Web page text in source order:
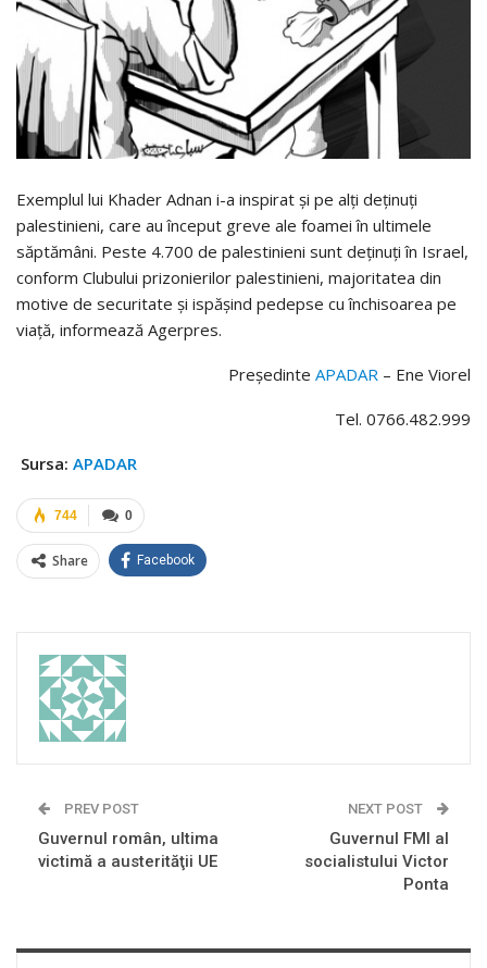
Exemplul lui Khader Adnan i-a inspirat şi pe alţi deţinuţi
palestinieni, care au început greve ale foamei în ultimele
săptămâni. Peste 4.700 de palestinieni sunt deţinuţi în Israel,
conform Clubului prizonierilor palestinieni, majoritatea din
motive de securitate şi ispăşind pedepse cu închisoarea pe
viaţă, informează Agerpres.
Președinte APADAR – Ene Viorel
Tel. 0766.482.999
Sursa: APADAR
0
744
Share Facebook
PREV POST
Guvernul român, ultima
victimă a austerităţii UE
NEXT POST
Guvernul FMI al
socialistului Victor
Ponta